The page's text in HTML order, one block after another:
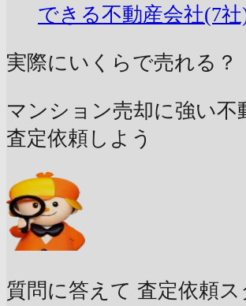
できる不動産会社(7社
実際にいくらで売れる？
マンション売却に強い不
査定依頼しよう
質問に答えて 査定依頼ス